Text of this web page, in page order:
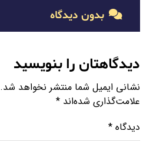
بدون دیدگاه
دیدگاهتان را بنویسید
نشانی ایمیل شما منتشر نخواهد شد.
علامت‌گذاری شده‌اند*
دیدگاه*